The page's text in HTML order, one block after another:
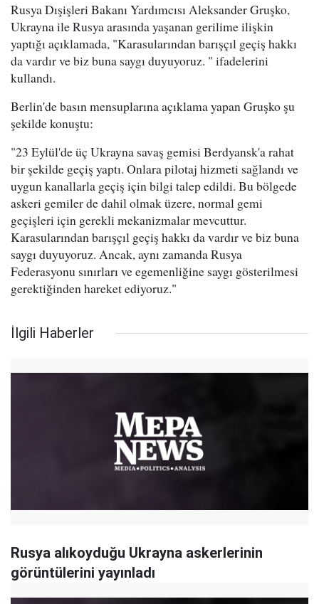
Rusya Dışişleri Bakanı Yardımcısı Aleksander Gruşko,
Ukrayna ile Rusya arasında yaşanan gerilime ilişkin
yaptığı açıklamada, "Karasularından barışçıl geçiş hakkı
da vardır ve biz buna saygı duyuyoruz. " ifadelerini
kullandı.
Berlin'de basın mensuplarına açıklama yapan Gruşko şu
şekilde konuştu:
"23 Eylül'de üç Ukrayna savaş gemisi Berdyansk'a rahat
bir şekilde geçiş yaptı. Onlara pilotaj hizmeti sağlandı ve
uygun kanallarla geçiş için bilgi talep edildi. Bu bölgede
askeri gemiler de dahil olmak üzere, normal gemi
geçişleri için gerekli mekanizmalar mevcuttur.
Karasularından barışçıl geçiş hakkı da vardır ve biz buna
saygı duyuyoruz. Ancak, aynı zamanda Rusya
Federasyonu sınırları ve egemenliğine saygı gösterilmesi
gerektiğinden hareket ediyoruz."
İlgili Haberler
Rusya alıkoyduğu Ukrayna askerlerinin
görüntülerini yayınladı